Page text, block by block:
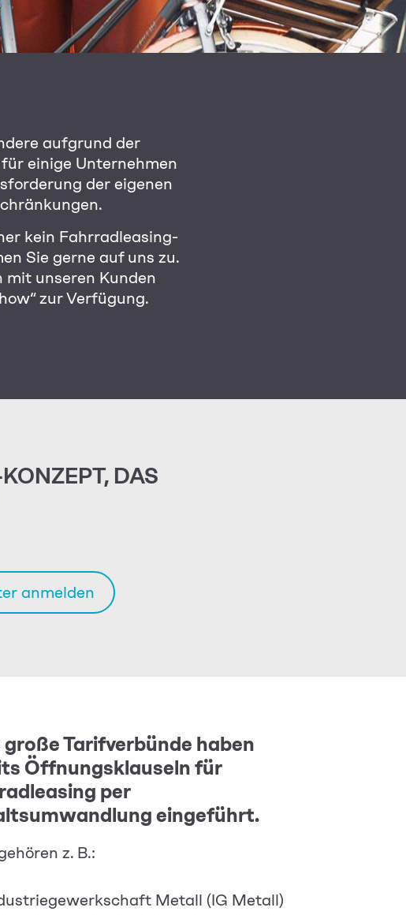
aufgrund der
einige Unternehmen
der eigenen
kein Fahrradleasing-
Sie gerne auf uns zu.
mit unseren Kunden
zur Verfügung.
DAS
anmelden
große Tarifverbünde haben
Öffnungsklauseln für
per
eingeführt.
z. B.:
Metall (IG Metall)